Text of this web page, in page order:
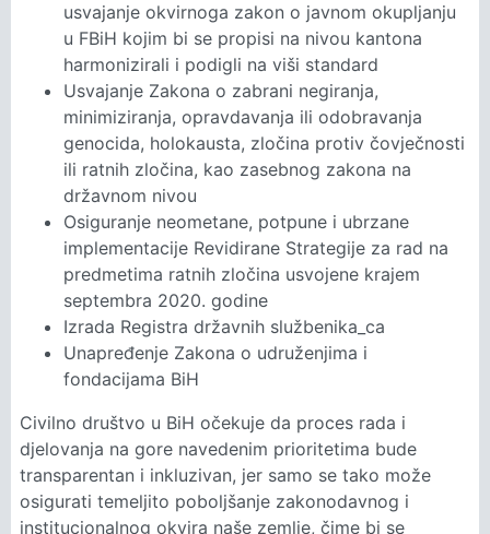
usvajanje okvirnoga zakon o javnom okupljanju
u FBiH kojim bi se propisi na nivou kantona
harmonizirali i podigli na viši standard
Usvajanje Zakona o zabrani negiranja,
minimiziranja, opravdavanja ili odobravanja
genocida, holokausta, zločina protiv čovječnosti
ili ratnih zločina, kao zasebnog zakona na
državnom nivou
Osiguranje neometane, potpune i ubrzane
implementacije Revidirane Strategije za rad na
predmetima ratnih zločina usvojene krajem
septembra 2020. godine
Izrada Registra državnih službenika_ca
Unapređenje Zakona o udruženjima i
fondacijama BiH
Civilno društvo u BiH očekuje da proces rada i
djelovanja na gore navedenim prioritetima bude
transparentan i inkluzivan, jer samo se tako može
osigurati temeljito poboljšanje zakonodavnog i
institucionalnog okvira naše zemlje, čime bi se